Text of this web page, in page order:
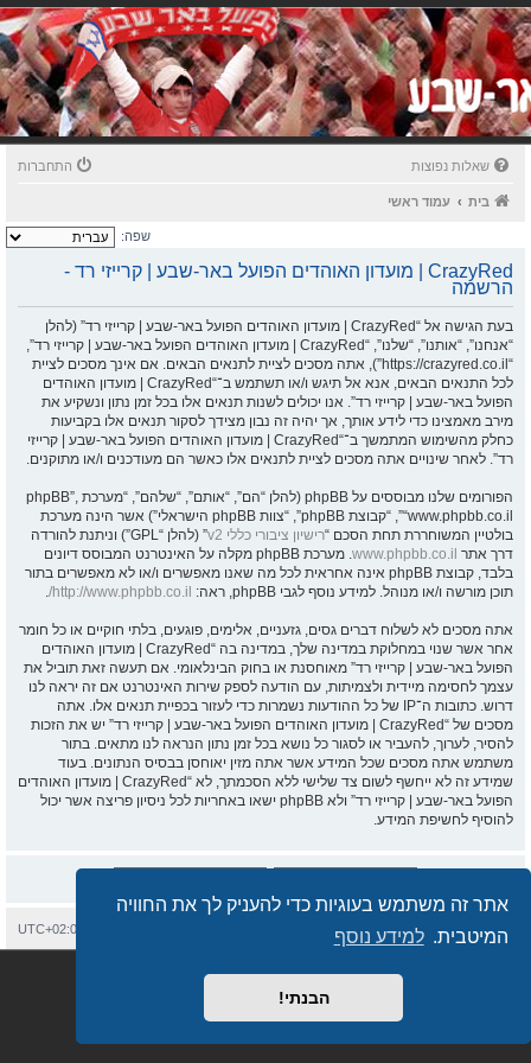
אתר זה משתמש בעוגיות כדי להעניק לך את החוויה
המיטבית. למידע נוסף
הבנתי!
שאלות נפוצות התחברות
בית עמוד ראשי
שפה:
CrazyRed | מועדון האוהדים הפועל באר-שבע | קרייזי רד -
הרשמה
בעת הגישה אל “CrazyRed | מועדון האוהדים הפועל באר-שבע | קרייזי רד” (להלן
“אנחנו”, “אותנו”, “שלנו”, “CrazyRed | מועדון האוהדים הפועל באר-שבע | קרייזי רד”,
“https://crazyred.co.il”), אתה מסכים לציית לתנאים הבאים. אם אינך מסכים לציית
לכל התנאים הבאים, אנא אל תיגש ו/או תשתמש ב־“CrazyRed | מועדון האוהדים
הפועל באר-שבע | קרייזי רד”. אנו יכולים לשנות תנאים אלו בכל זמן נתון ונשקיע את
מירב מאמצינו כדי לידע אותך, אך יהיה זה נבון מצידך לסקור תנאים אלו בקביעות
כחלק מהשימוש המתמשך ב־“CrazyRed | מועדון האוהדים הפועל באר-שבע | קרייזי
רד”. לאחר שינויים אתה מסכים לציית לתנאים אלו כאשר הם מעודכנים ו/או מתוקנים.
הפורומים שלנו מבוססים על phpBB (להלן “הם”, “אותם”, “שלהם”, “מערכת phpBB”,
“www.phpbb.co.il”, “קבוצת phpBB”, “צוות phpBB הישראלי”) אשר הינה מערכת
בולטיין המשוחררת תחת הסכם “רישיון ציבורי כללי v2
” (להלן “GPL”) וניתנת להורדה
דרך אתר www.phpbb.co.il
. מערכת phpBB מקלה על האינטרנט המבוסס דיונים
בלבד, קבוצת phpBB אינה אחראית לכל מה שאנו מאפשרים ו/או לא מאפשרים בתור
תוכן מורשה ו/או מנוהל. למידע נוסף לגבי phpBB, ראה:
http://www.phpbb.co.il/
.
אתה מסכים לא לשלוח דברים גסים, גזעניים, אלימים, פוגעים, בלתי חוקיים או כל חומר
אחר אשר שנוי במחלוקת במדינה שלך, במדינה בה “CrazyRed | מועדון האוהדים
הפועל באר-שבע | קרייזי רד” מאוחסנת או בחוק הבינלאומי. אם תעשה זאת תוביל את
עצמך לחסימה מיידית ולצמיתות, עם הודעה לספק שירות האינטרנט אם זה יראה לנו
דרוש. כתובות ה־IP של כל ההודעות נשמרות כדי לעזור בכפיית תנאים אלו. אתה
מסכים של “CrazyRed | מועדון האוהדים הפועל באר-שבע | קרייזי רד” יש את הזכות
להסיר, לערוך, להעביר או לסגור כל נושא בכל זמן נתון הנראה לנו מתאים. בתור
משתמש אתה מסכים שכל המידע אשר אתה מזין יאוחסן בבסיס הנתונים. בעוד
שמידע זה לא ייחשף לשום צד שלישי ללא הסכמתך, לא “CrazyRed | מועדון האוהדים
הפועל באר-שבע | קרייזי רד” ולא phpBB ישאו באחריות לכל ניסיון פריצה אשר יכול
להוסיף לחשיפת המידע.
בית עמוד ראשי UTC+02:00 יצירת קשר
מופעל על ידיphpBB
® Forum Software © phpBB Limited